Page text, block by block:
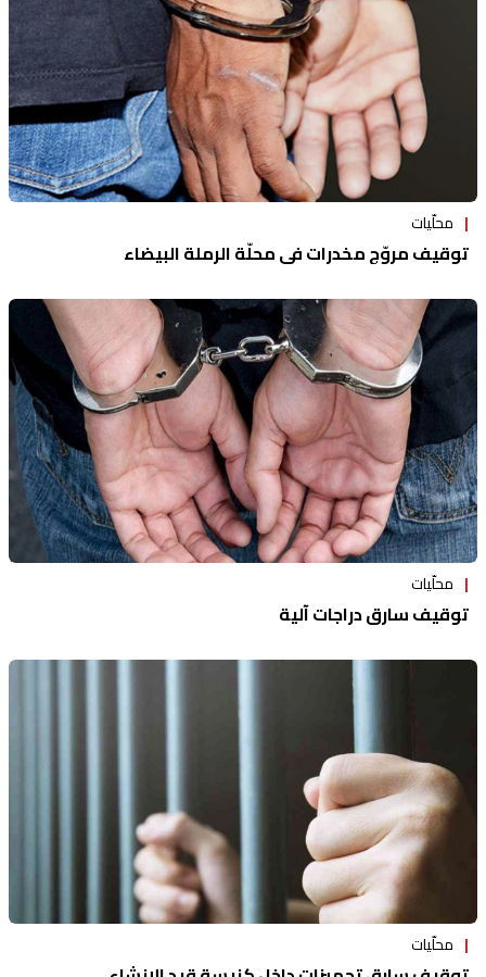
محلّيات
توقيف مروّج مخدرات في محلّة الرملة البيضاء
محلّيات
توقيف سارق دراجات آلية
محلّيات